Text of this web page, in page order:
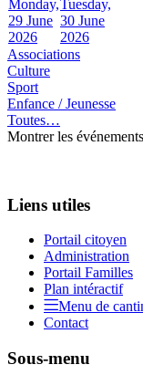
Monday,
29 June
2026
Tuesday,
30 June
2026
Associations
Culture
Sport
Enfance / Jeunesse
Toutes…
Montrer les
Liens utiles
Portail citoyen
Administration
Portail Familles
Plan intéractif
Menu de
Contact
Sous-menu